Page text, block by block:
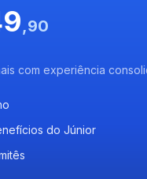
,90
com experiência
do Júnior